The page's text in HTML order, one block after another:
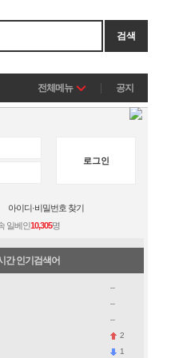
검색
전체메뉴 공지
로그인
아이디·비밀번호 찾기
일베인10,305명
간 인기검색어
2
1